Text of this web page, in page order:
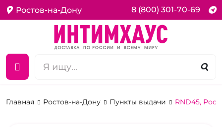
Ростов-на-Дону 8 (800) 301-70-69
Главная Ростов-на-Дону Пункты выдачи RND45,